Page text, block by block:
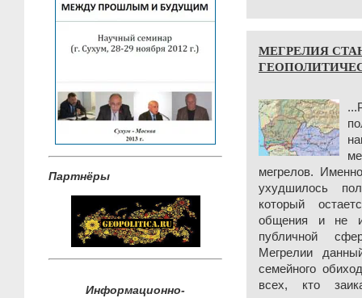
Партнёры
Информационно-
МЕГРЕЛИЯ
мегрелов.
ухудшилось
который
общения и не
публичной
Мегрелии
семейного
всех, кто